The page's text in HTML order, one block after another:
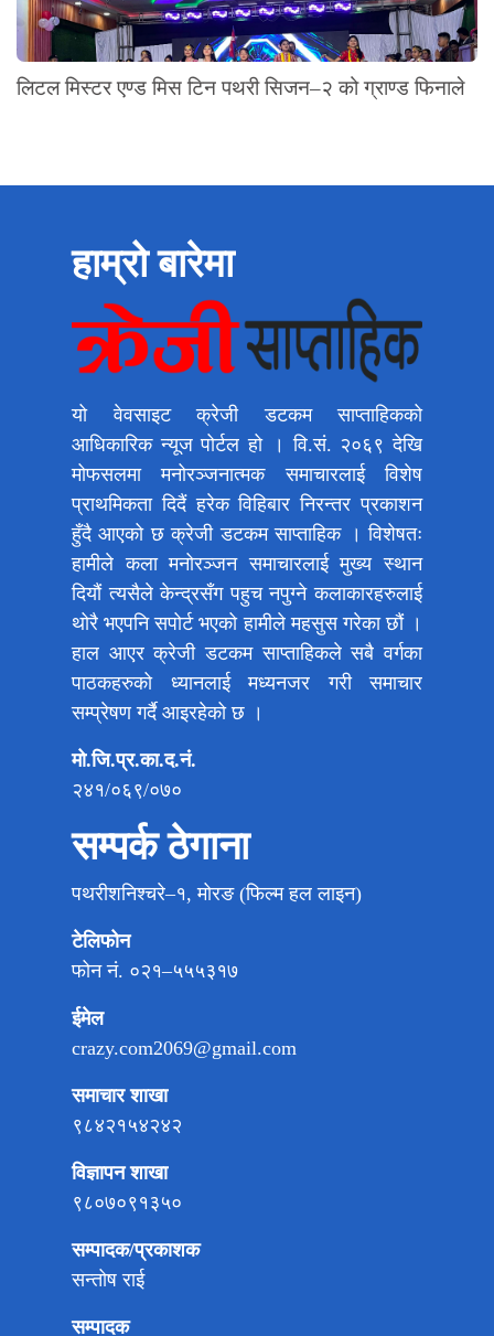
लिटल मिस्टर एण्ड मिस टिन पथरी सिजन–२ को ग्राण्ड फिनाले
हाम्रो बारेमा
यो वेवसाइट क्रेजी डटकम साप्ताहिकको
आधिकारिक न्यूज पोर्टल हो । वि.सं. २०६९ देखि
मोफसलमा मनोरञ्जनात्मक समाचारलाई विशेष
प्राथमिकता दिदैं हरेक विहिबार निरन्तर प्रकाशन
हुँदै आएको छ क्रेजी डटकम साप्ताहिक । विशेषतः
हामीले कला मनोरञ्जन समाचारलाई मुख्य स्थान
दियौं त्यसैले केन्द्रसँग पहुच नपुग्ने कलाकारहरुलाई
थोरै भएपनि सपोर्ट भएको हामीले महसुस गरेका छौं ।
हाल आएर क्रेजी डटकम साप्ताहिकले सबै वर्गका
पाठकहरुको ध्यानलाई मध्यनजर गरी समाचार
सम्प्रेषण गर्दै आइरहेको छ ।
मो.जि.प्र.का.द.नं.
२४१/०६९/०७०
सम्पर्क ठेगाना
पथरीशनिश्चरे–१, मोरङ (फिल्म हल लाइन)
टेलिफोन
फोन नं. ०२१–५५५३१७
ईमेल
crazy.com2069@gmail.com
समाचार शाखा
९८४२१५४२४२
विज्ञापन शाखा
९८०७०९१३५०
सम्पादक/प्रकाशक
सन्तोष राई
सम्पादक